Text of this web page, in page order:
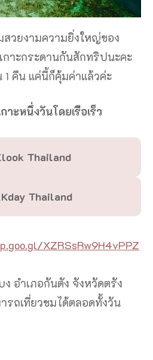
สวยงามความยิ่งใหญ่ของ
าะกระดานกันสักทริปนะคะ
1 คืน แค่นี้ก็คุ้มค่าแล้วค่ะ
าะหนึ่งวันโดยเรือเร็ว
Thailand
Thailand
XZRSsRw9H4vPPZ
อําเภอกันตัง จังหวัดตรัง
รถเที่ยวชมได้ตลอดทั้งวัน